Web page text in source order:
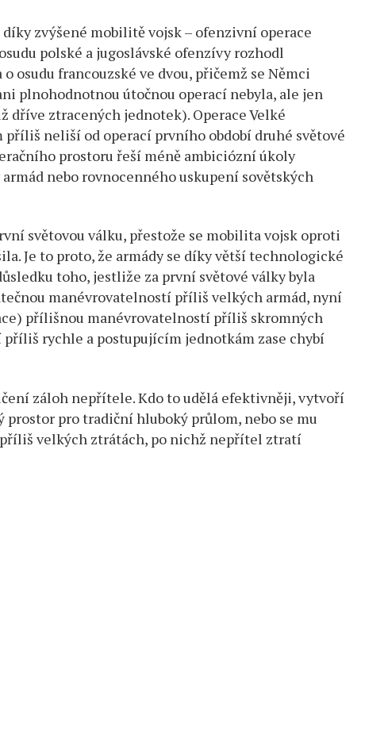
zvýšené mobilitě vojsk – ofenzivní operace
polské a jugoslávské ofenzívy rozhodl
osudu francouzské ve dvou, přičemž se Němci
plnohodnotnou útočnou operací nebyla, ale jen
dříve ztracených jednotek). Operace Velké
příliš neliší od operací prvního období druhé světové
prostoru řeší méně ambiciózní úkoly
nebo rovnocenného uskupení sovětských
světovou válku, přestože se mobilita vojsk oproti
Je to proto, že armády se díky větší technologické
toho, jestliže za první světové války byla
manévrovatelností příliš velkých armád, nyní
přílišnou manévrovatelností příliš skromných
rychle a postupujícím jednotkám zase chybí
záloh nepřítele. Kdo to udělá efektivněji, vytvoří
prostor pro tradiční hluboký průlom, nebo se mu
velkých ztrátách, po nichž nepřítel ztratí